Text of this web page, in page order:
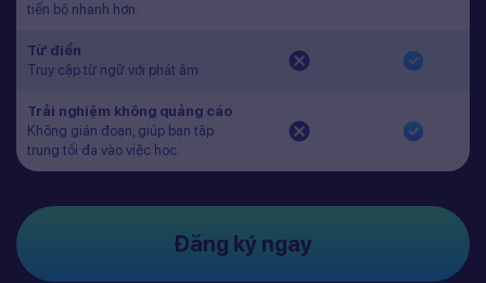
tiến bộ nhanh hơn.
Từ điển
Truy cập từ ngữ với phát âm
Trải nghiệm không quảng cáo
Không gián đoạn, giúp bạn tập
trung tối đa vào việc học.
Đăng ký ngay